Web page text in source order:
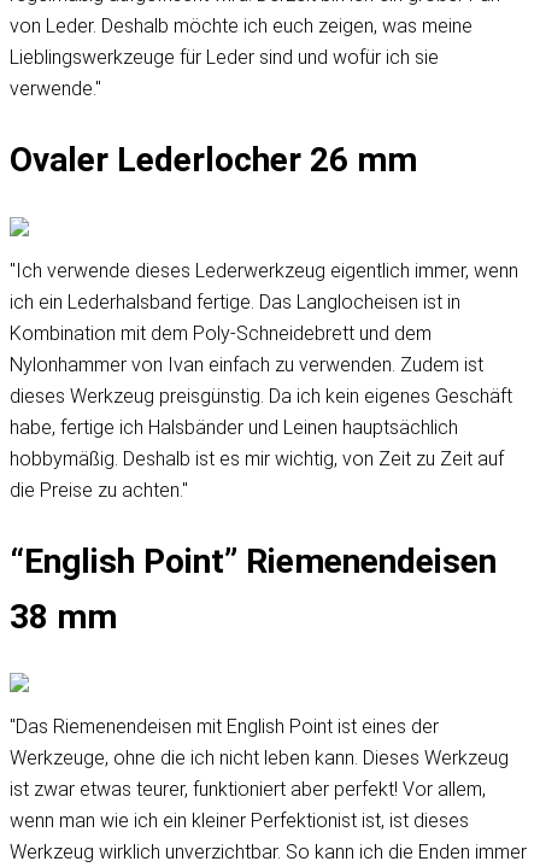
von Leder. Deshalb möchte ich euch zeigen, was meine
Lieblingswerkzeuge für Leder sind und wofür ich sie
verwende."
Ovaler Lederlocher 26 mm
"Ich verwende dieses Lederwerkzeug eigentlich immer, wenn
ich ein Lederhalsband fertige. Das Langlocheisen ist in
Kombination mit dem Poly-Schneidebrett und dem
Nylonhammer von Ivan einfach zu verwenden. Zudem ist
dieses Werkzeug preisgünstig. Da ich kein eigenes Geschäft
habe, fertige ich Halsbänder und Leinen hauptsächlich
hobbymäßig. Deshalb ist es mir wichtig, von Zeit zu Zeit auf
die Preise zu achten."
“English Point” Riemenendeisen
38 mm
"Das Riemenendeisen mit English Point ist eines der
Werkzeuge, ohne die ich nicht leben kann. Dieses Werkzeug
ist zwar etwas teurer, funktioniert aber perfekt! Vor allem,
wenn man wie ich ein kleiner Perfektionist ist, ist dieses
Werkzeug wirklich unverzichtbar. So kann ich die Enden immer